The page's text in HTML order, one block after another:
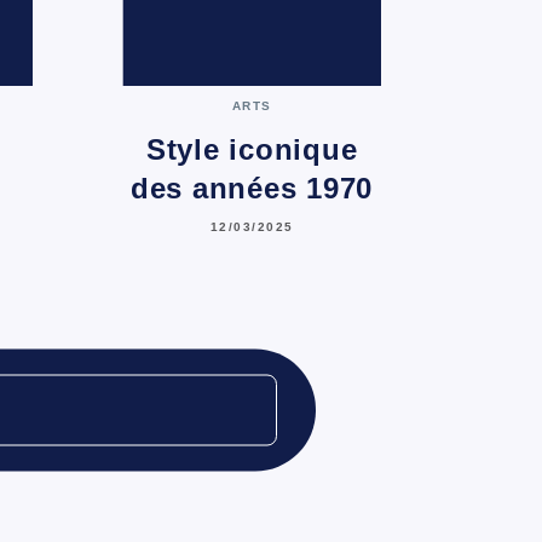
ARTS
Style iconique
des années 1970
12/03/2025